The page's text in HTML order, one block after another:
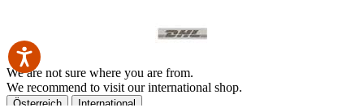
We are not sure where you are from.
We recommend to visit our international shop.
Österreich International